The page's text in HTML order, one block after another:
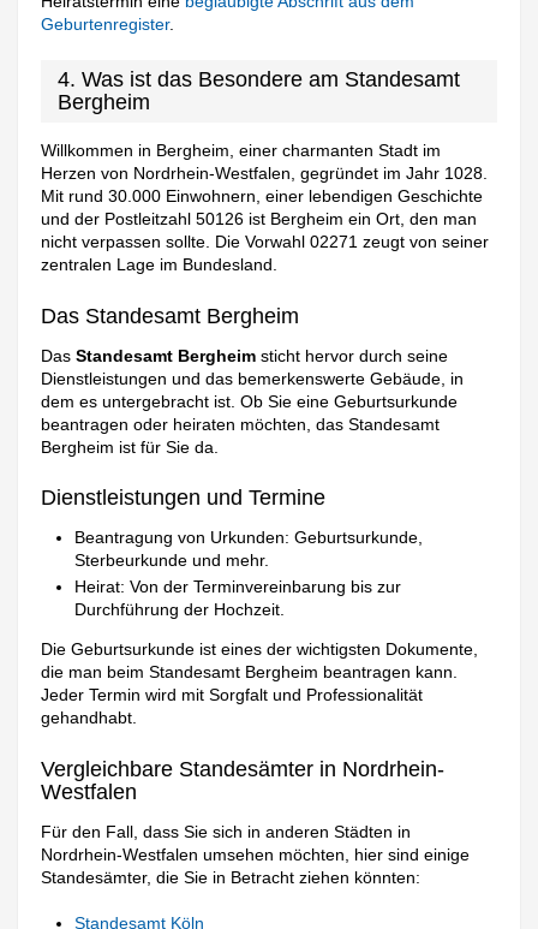
Geburtenregister.
4. Was ist das Besondere am Standesamt
Bergheim
Willkommen in Bergheim, einer charmanten Stadt im
Herzen von Nordrhein-Westfalen, gegründet im Jahr 1028.
Mit rund 30.000 Einwohnern, einer lebendigen Geschichte
und der Postleitzahl 50126 ist Bergheim ein Ort, den man
nicht verpassen sollte. Die Vorwahl 02271 zeugt von seiner
zentralen Lage im Bundesland.
Das Standesamt Bergheim
DasStandesamt Bergheim sticht hervor durch seine
Dienstleistungen und das bemerkenswerte Gebäude, in
dem es untergebracht ist. Ob Sie eine Geburtsurkunde
beantragen oder heiraten möchten, das Standesamt
Bergheim ist für Sie da.
Dienstleistungen und Termine
Beantragung von Urkunden: Geburtsurkunde,
Sterbeurkunde und mehr.
Heirat: Von der Terminvereinbarung bis zur
Durchführung der Hochzeit.
Die Geburtsurkunde ist eines der wichtigsten Dokumente,
die man beim Standesamt Bergheim beantragen kann.
Jeder Termin wird mit Sorgfalt und Professionalität
gehandhabt.
Vergleichbare Standesämter in Nordrhein-
Westfalen
Für den Fall, dass Sie sich in anderen Städten in
Nordrhein-Westfalen umsehen möchten, hier sind einige
Standesämter, die Sie in Betracht ziehen könnten:
Standesamt Köln